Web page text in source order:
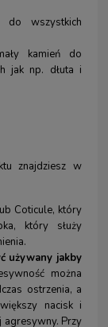
do wszystkich
kamień do
jak np. dłuta i
znajdziesz w
Coticule, który
który służy
używany jakby
można
ostrzenia, a
nacisk i
agresywny. Przy